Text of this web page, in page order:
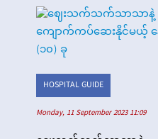
HOSPITAL GUIDE
Monday, 11 September 2023 11:09